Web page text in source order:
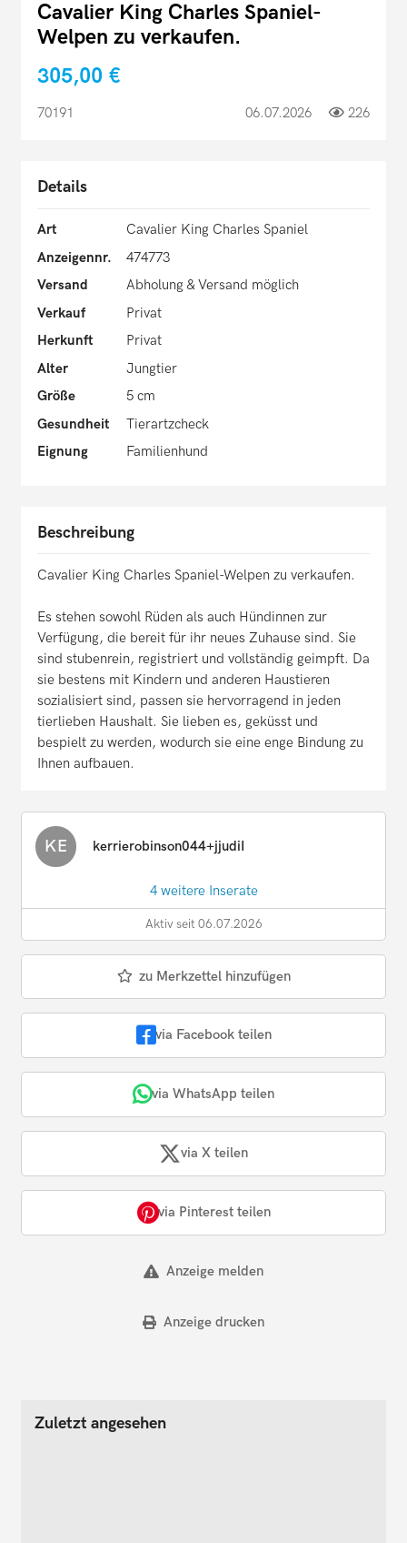
Cavalier King Charles Spaniel-
Welpen zu verkaufen.
305,00 €
70191 06.07.2026 226
Details
Art
Cavalier King Charles Spaniel
Anzeigennr.
474773
Versand
Abholung & Versand möglich
Verkauf
Privat
Herkunft
Privat
Alter
Jungtier
Größe
5 cm
Gesundheit
Tierartzcheck
Eignung
Familienhund
Beschreibung
Cavalier King Charles Spaniel-Welpen zu verkaufen.
Es stehen sowohl Rüden als auch Hündinnen zur
Verfügung, die bereit für ihr neues Zuhause sind. Sie
sind stubenrein, registriert und vollständig geimpft. Da
sie bestens mit Kindern und anderen Haustieren
sozialisiert sind, passen sie hervorragend in jeden
tierlieben Haushalt. Sie lieben es, geküsst und
bespielt zu werden, wodurch sie eine enge Bindung zu
Ihnen aufbauen.
KE kerrierobinson044+jjudiI
4 weitere Inserate
Aktiv seit 06.07.2026
zu Merkzettel hinzufügen
via Facebook teilen
via WhatsApp teilen
via X teilen
via Pinterest teilen
Anzeige melden
Anzeige drucken
Zuletzt angesehen